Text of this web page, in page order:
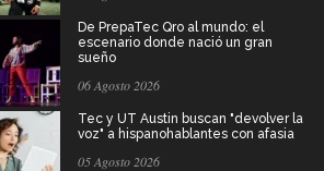
De PrepaTec Qro al mundo: el
escenario donde nació un gran
sueño
06 Agosto 2026
Tec y UT Austin buscan "devolver la
voz" a hispanohablantes con afasia
05 Agosto 2026